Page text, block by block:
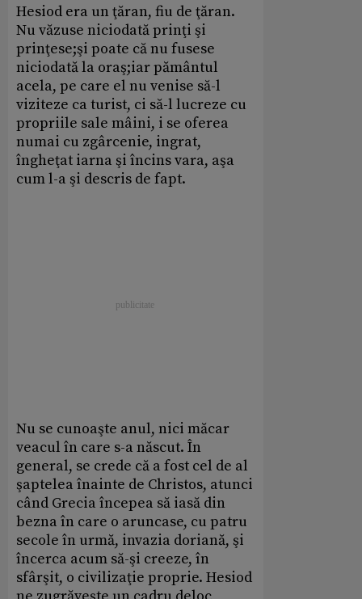
Hesiod era un ţăran, fiu de ţăran.
Nu văzuse niciodată prinţi şi
prinţese;şi poate că nu fusese
niciodată la oraş;iar pământul
acela, pe care el nu venise să-l
viziteze ca turist, ci să-l lucreze cu
propriile sale mâini, i se oferea
numai cu zgârcenie, ingrat,
îngheţat iarna şi încins vara, aşa
cum l-a şi descris de fapt.
Nu se cunoaşte anul, nici măcar
veacul în care s-a născut. În
general, se crede că a fost cel de al
şaptelea înainte de Christos, atunci
când Grecia începea să iasă din
bezna în care o aruncase, cu patru
secole în urmă, invazia doriană, şi
încerca acum să-şi creeze, în
sfârşit, o civilizaţie proprie. Hesiod